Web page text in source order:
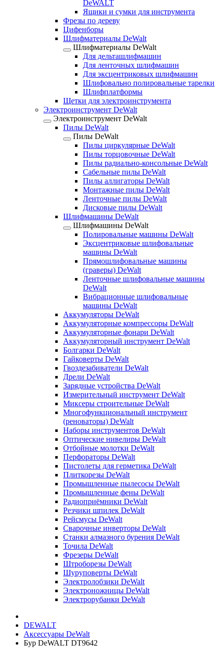
DeWALT
Ящики и сумки для инструмента
Фрезы по дереву
Цифенборы
Шлифматериалы DeWalt
Шлифматериалы DeWalt
Для дельташлифмашин
Для ленточных шлифмашин
Для эксцентриковых шлифмашин
Шлифовально полировальные тарелки
Шлифплатформы
Щетки для электроинструмента
Электроинструмент DeWalt
Электроинструмент DeWalt
Пилы DeWalt
Пилы DeWalt
Пилы циркулярные DeWalt
Пилы торцовочные DeWalt
Пилы радиально-консольные DeWalt
Сабельные пилы DeWalt
Пилы аллигаторы DeWalt
Монтажные пилы DeWalt
Ленточные пилы DeWalt
Дисковые пилы DeWalt
Шлифмашины DeWalt
Шлифмашины DeWalt
Полировальные машины DeWalt
Эксцентриковые шлифовальные
машины DeWalt
Прямошлифовальные машины
(граверы) DeWalt
Ленточные шлифовальные машины
DeWalt
Вибрационные шлифовальные
машины DeWalt
Аккумуляторы DeWalt
Аккумуляторные компрессоры DeWalt
Аккумуляторные фонари DeWalt
Аккумуляторный инструмент DeWalt
Болгарки DeWalt
Гайковерты DeWalt
Гвоздезабиватели DeWalt
Дрели DeWalt
Зарядные устройства DeWalt
Измерительный инструмент DeWalt
Миксеры строительные DeWalt
Многофункциональный инструмент
(реноваторы) DeWalt
Наборы инструментов DeWalt
Оптические нивелиры DeWalt
Отбойные молотки DeWalt
Перфораторы DeWalt
Пистолеты для герметика DeWalt
Плиткорезы DeWalt
Промышленные пылесосы DeWalt
Промышленные фены DeWalt
Радиоприёмники DeWalt
Резчики шпилек DeWalt
Рейсмусы DeWalt
Сварочные инверторы DeWalt
Станки алмазного бурения DeWalt
Точила DeWalt
Фрезеры DeWalt
Штроборезы DeWalt
Шуруповерты DeWalt
Электролобзики DeWalt
Электроножницы DeWalt
Электрорубанки DeWalt
DEWALT
Аксессуары DeWalt
Бур DeWALT DT9642